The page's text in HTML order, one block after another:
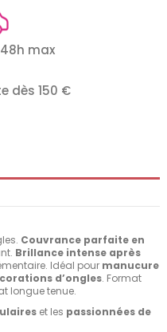
max
dès 150 €
Couvrance parfaite en
Brillance intense après
Idéal pour manucure
d’ongles. Format
longue tenue.
et les passionnées de